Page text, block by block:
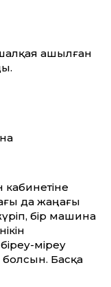
ашылған
кабине­тіне
да жаңағы
бір машина
міреу
болсын. Басқа